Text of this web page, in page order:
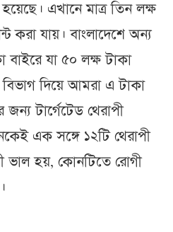
হয়েছে। এখানে মাত্র তিন লক্ষ
করা যায়। বাংলাদেশে অন্য
বাইরে যা ৫০ লক্ষ টাকা
দিয়ে আমরা এ টাকা
জন্য টার্গেটেড থেরাপী
এক সঙ্গে ১২টি থেরাপী
ভাল হয়, কোনটিতে রোগী